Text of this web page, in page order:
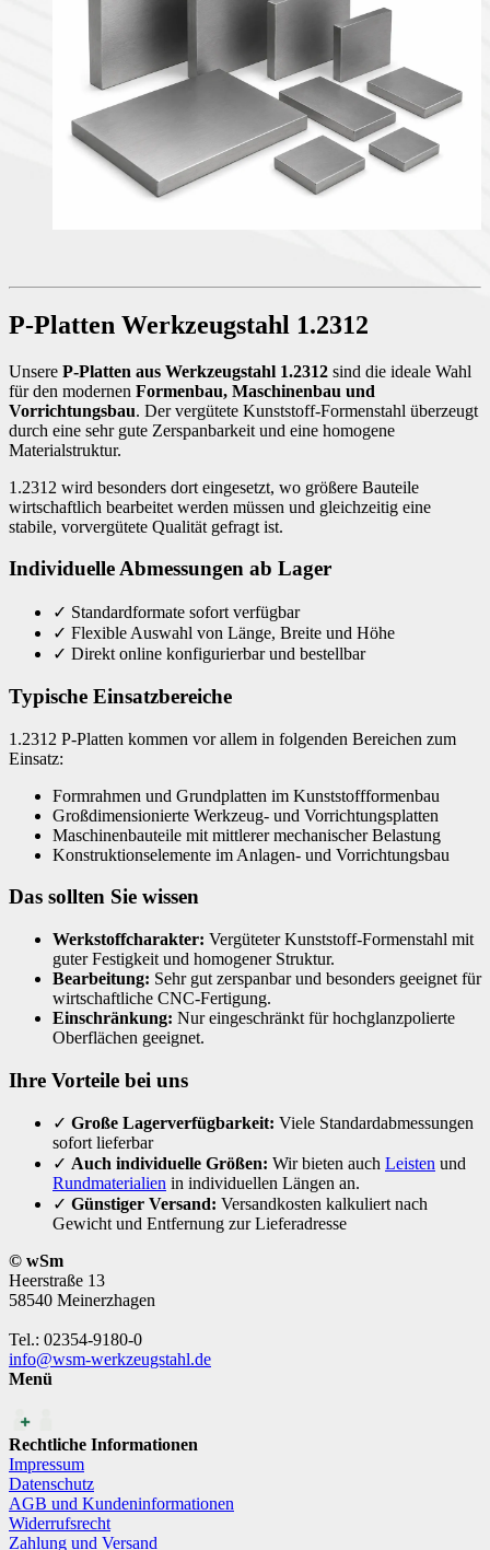
P-Platten Werkzeugstahl 1.2312
Unsere P-Platten aus Werkzeugstahl 1.2312 sind die ideale Wahl
für den modernen Formenbau, Maschinenbau und
Vorrichtungsbau. Der vergütete Kunststoff-Formenstahl überzeugt
durch eine sehr gute Zerspanbarkeit und eine homogene
Materialstruktur.
1.2312 wird besonders dort eingesetzt, wo größere Bauteile
wirtschaftlich bearbeitet werden müssen und gleichzeitig eine
stabile, vorvergütete Qualität gefragt ist.
Individuelle Abmessungen ab Lager
✓ Standardformate sofort verfügbar
✓ Flexible Auswahl von Länge, Breite und Höhe
✓ Direkt online konfigurierbar und bestellbar
Typische Einsatzbereiche
1.2312 P-Platten kommen vor allem in folgenden Bereichen zum
Einsatz:
Formrahmen und Grundplatten im Kunststoffformenbau
Großdimensionierte Werkzeug- und Vorrichtungsplatten
Maschinenbauteile mit mittlerer mechanischer Belastung
Konstruktionselemente im Anlagen- und Vorrichtungsbau
Das sollten Sie wissen
Werkstoffcharakter: Vergüteter Kunststoff-Formenstahl mit
guter Festigkeit und homogener Struktur.
Bearbeitung: Sehr gut zerspanbar und besonders geeignet für
wirtschaftliche CNC-Fertigung.
Einschränkung: Nur eingeschränkt für hochglanzpolierte
Oberflächen geeignet.
Ihre Vorteile bei uns
✓ Große Lagerverfügbarkeit: Viele Standardabmessungen
sofort lieferbar
✓ Auch individuelle Größen: Wir bieten auch Leisten und
Rundmaterialien in individuellen Längen an.
✓ Günstiger Versand: Versandkosten kalkuliert nach
Gewicht und Entfernung zur Lieferadresse
© wSm
Heerstraße 13
58540 Meinerzhagen
Tel.: 02354-9180-0
info@wsm-werkzeugstahl.de
Menü
Rechtliche Informationen
Impressum
Datenschutz
AGB und Kundeninformationen
Widerrufsrecht
Zahlung und Versand